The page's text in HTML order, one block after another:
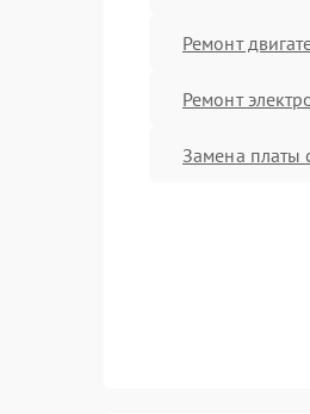
Ремонт
Ремонт
Замена платы